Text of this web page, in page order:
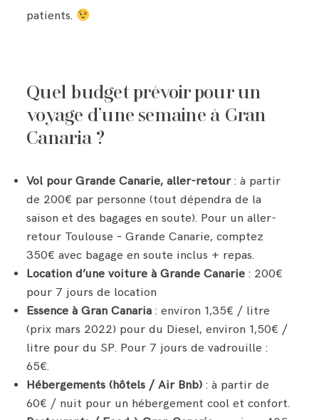
patients.
Quel budget prévoir pour un
voyage d’une semaine à Gran
Canaria ?
Vol pour Grande Canarie, aller-retour: à partir
de 200€ par personne (tout dépendra de la
saison et des bagages en soute). Pour un aller-
retour Toulouse – Grande Canarie, comptez
350€ avec bagage en soute inclus + repas.
Location d’une voiture à Grande Canarie: 200€
pour 7 jours de location
Essence à Gran Canaria: environ 1,35€ / litre
(prix mars 2022) pour du Diesel, environ 1,50€ /
litre pour du SP. Pour 7 jours de vadrouille :
65€.
Hébergements (hôtels / Air Bnb) : à partir de
60€ / nuit pour un hébergement cool et confort.